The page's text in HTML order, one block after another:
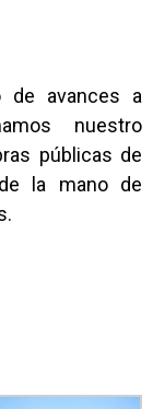
de avances a
nuestro
públicas de
la mano de